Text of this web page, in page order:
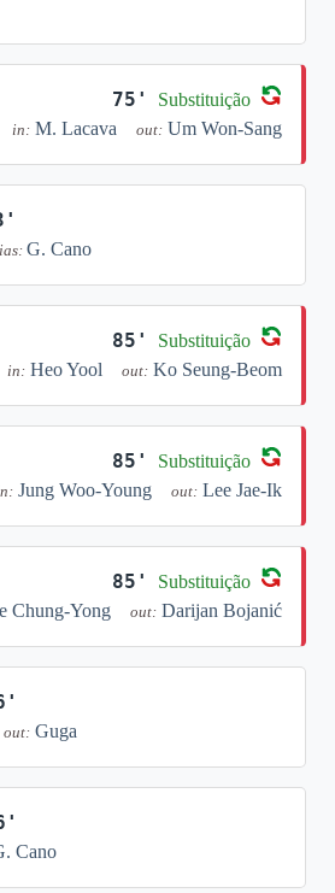
75' Substituição
in: M. Lacava out: Um Won-Sang
G. Cano
85' Substituição
in: Heo Yool out: Ko Seung-Beom
85' Substituição
Jung Woo-Young out: Lee Jae-Ik
85' Substituição
Chung-Yong out: Darijan Bojanić
out: Guga
Cano